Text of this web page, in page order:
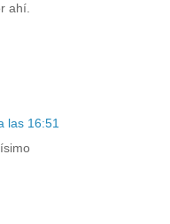
ahí.
las 16:51